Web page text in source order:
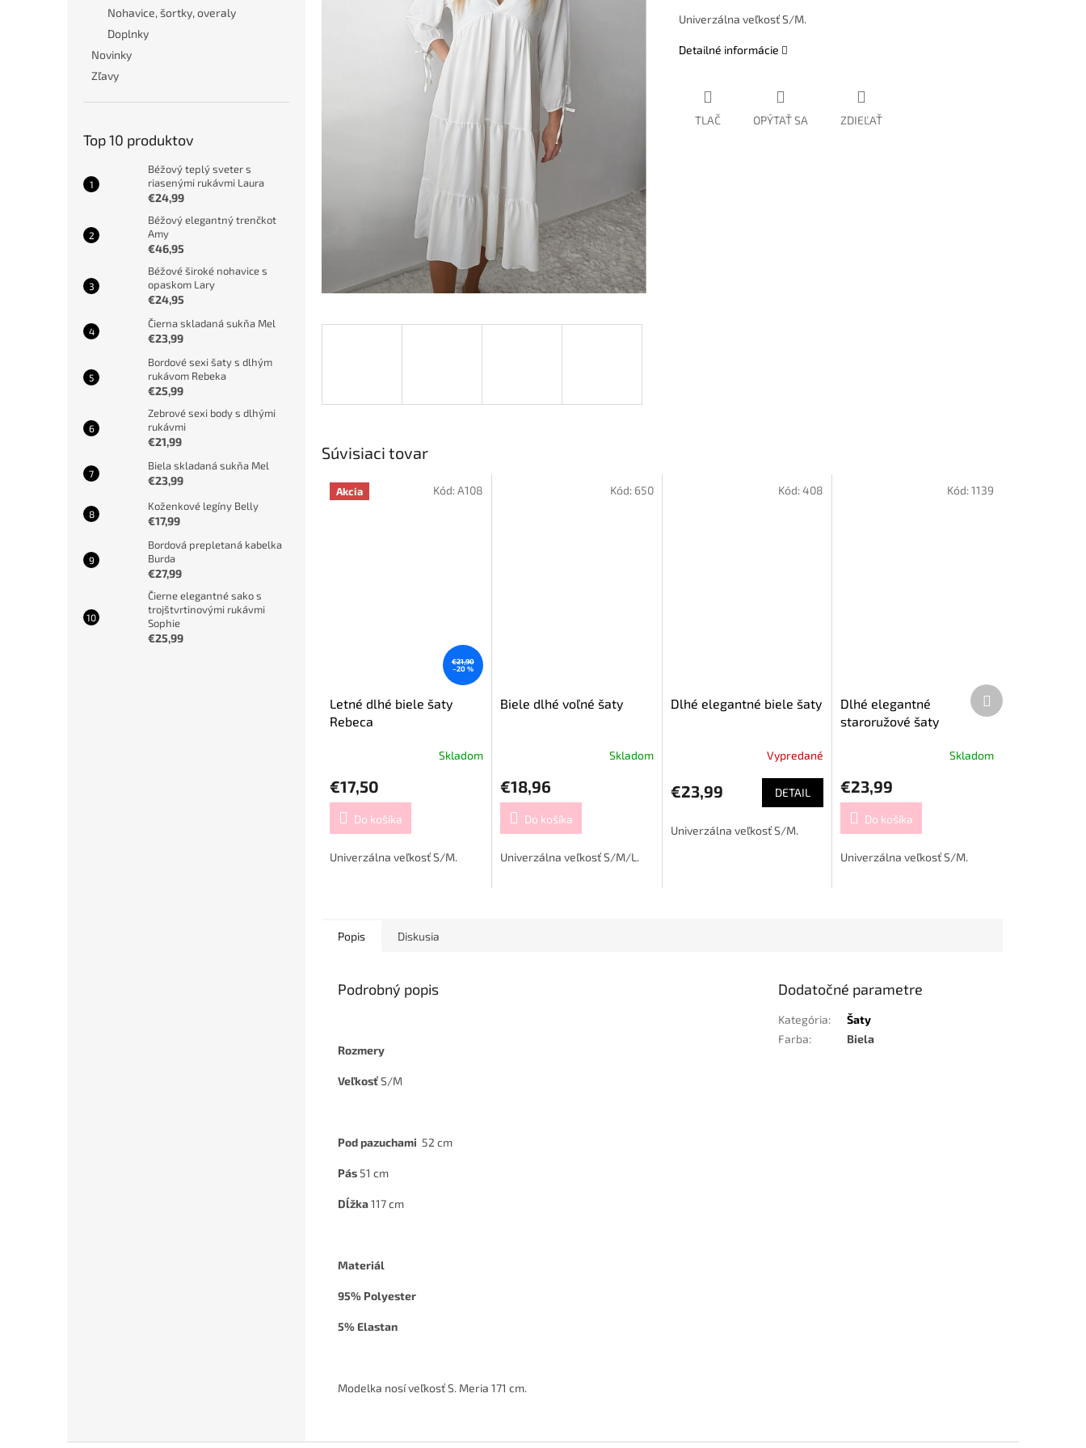
Nohavice, šortky, overaly
Doplnky
Novinky
Zľavy
Top 10 produktov
Béžový teplý sveter s
riasenými rukávmi Laura
€24,99
Béžový elegantný trenčkot
Amy
€46,95
Béžové široké nohavice s
opaskom Lary
€24,95
Čierna skladaná sukňa Mel
€23,99
Bordové sexi šaty s dlhým
rukávom Rebeka
€25,99
Zebrové sexi body s dlhými
rukávmi
€21,99
Biela skladaná sukňa Mel
€23,99
Koženkové legíny Belly
€17,99
Bordová prepletaná kabelka
Burda
€27,99
Čierne elegantné sako s
trojštvrtinovými rukávmi
Sophie
€25,99
Univerzálna veľkosť S/M.
Detailné informácie
TLAČ OPÝTAŤ SA ZDIEĽAŤ
Súvisiaci tovar
Akcia
€21,90
–20 %
Letné dlhé biele šaty
Rebeca
Skladom
€17,50
Do košíka
Univerzálna veľkosť S/M.
Kód:A108
Biele dlhé voľné šaty
Skladom
€18,96
Do košíka
Univerzálna veľkosť S/M/L.
Kód: 650
Dlhé elegantné biele šaty
Vypredané
€23,99 DETAIL
Univerzálna veľkosť S/M.
Kód:408
Dlhé elegantné
staroružové šaty
Skladom
€23,99
Do košíka
Univerzálna veľkosť S/M.
Kód:1139
Ďalší
produkt
Popis Diskusia
Podrobný popis
Rozmery
VeľkosťS/M
Pod pazuchami 52 cm
Pás 51 cm
Dĺžka117cm
Materiál
95% Polyester
5% Elastan
Modelka nosí veľkosť S. Meria 171 cm.
Dodatočné parametre
Kategória:
Šaty
Farba: Biela